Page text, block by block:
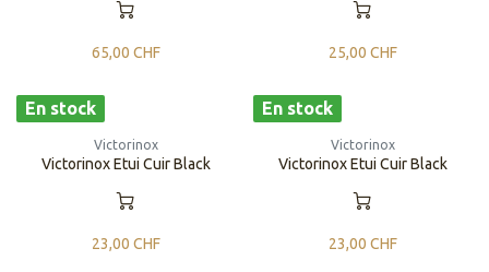
65,00 CHF 25,00 CHF
En stock
Victorinox
Victorinox Etui Cuir Black
23,00 CHF
En stock
Victorinox
Victorinox Etui Cuir Black
23,00 CHF